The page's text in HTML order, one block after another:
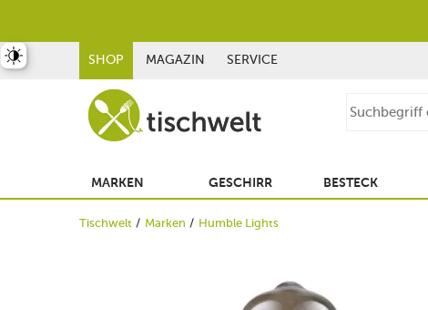
SHOP MAGAZIN SERVICE
MARKEN GESCHIRR BESTECK
Tischwelt Marken Humble Lights
umschalten